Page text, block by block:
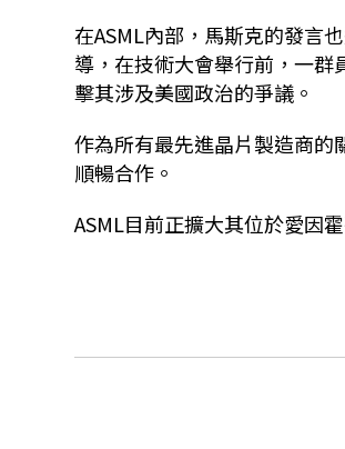
在ASML內部，馬斯克的發言
導，在技術大會舉行前，一群
擊其涉及美國政治的爭議。
作為所有最先進晶片製造商的
順暢合作。
ASML目前正擴大其位於愛因